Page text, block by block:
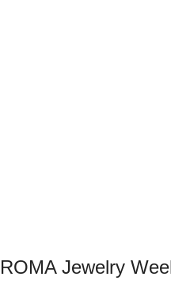
ROMA Jewelry